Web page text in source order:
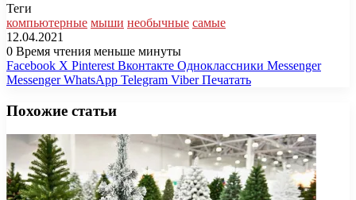
Теги
компьютерные мыши необычные самые
12.04.2021
0 Время чтения меньше минуты
Facebook X Pinterest Вконтакте Одноклассники Messenger
Messenger WhatsApp Telegram Viber Печатать
Похожие статьи